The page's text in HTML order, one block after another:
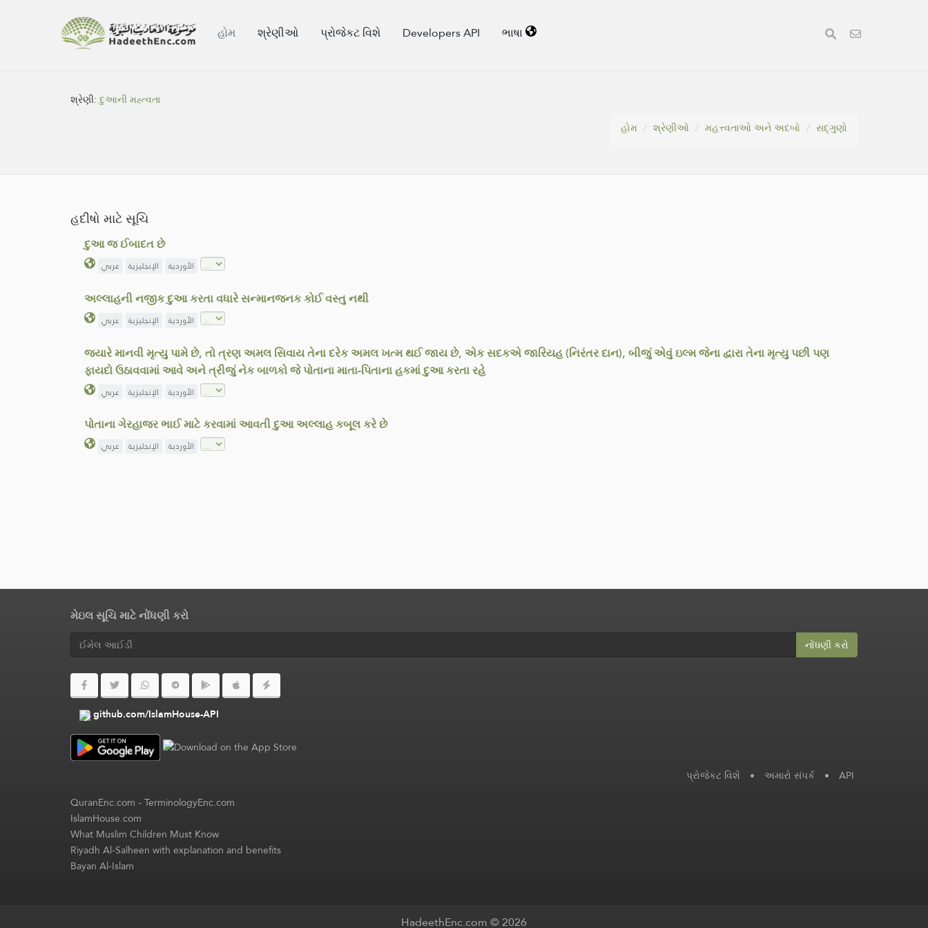
હોમ શ્રેણીઓ પ્રોજેકટ વિશે Developers API ભાષા
શ્રેણી:દુઆની મહ્ત્વતા
હોમ
શ્રેણીઓ મહત્ત્વતાઓ અને અદબો સદ્ગુણો
હદીષો માટે સૂચિ
દુઆ જ ઈબાદત છે
عربي الإنجليزية الأوردية
અલ્લાહની નજીક દુઆ કરતા વધારે સન્માનજનક કોઈ વસ્તુ નથી
عربي الإنجليزية الأوردية
જ્યારે માનવી મૃત્યુ પામે છે, તો ત્રણ અમલ સિવાય તેના દરેક અમલ ખત્મ થઈ જાય છે, એક સદકએ જારિયહ (નિરંતર દાન), બીજું એવું ઇલ્મ જેના દ્વારા તેના મૃત્યુ પછી પણ
ફાયદો ઉઠાવવામાં આવે અને ત્રીજું નેક બાળકો જે પોતાના માતા-પિતાના હકમાં દુઆ કરતા રહે
عربي الإنجليزية الأوردية
પોતાના ગેરહાજર ભાઈ માટે કરવામાં આવતી દુઆ અલ્લાહ કબૂલ કરે છે
عربي الإنجليزية الأوردية
મેઇલ સૂચિ માટે નોંધણી કરો
નોંધણી કરો
github.com/IslamHouse-API
પ્રોજેકટ વિશે • અમારો સંપર્ક • API
QuranEnc.com-TerminologyEnc.com
IslamHouse.com
What Muslim Children Must Know
Riyadh Al-Salheen with explanation and benefits
Bayan Al-Islam
HadeethEnc.com © 2026